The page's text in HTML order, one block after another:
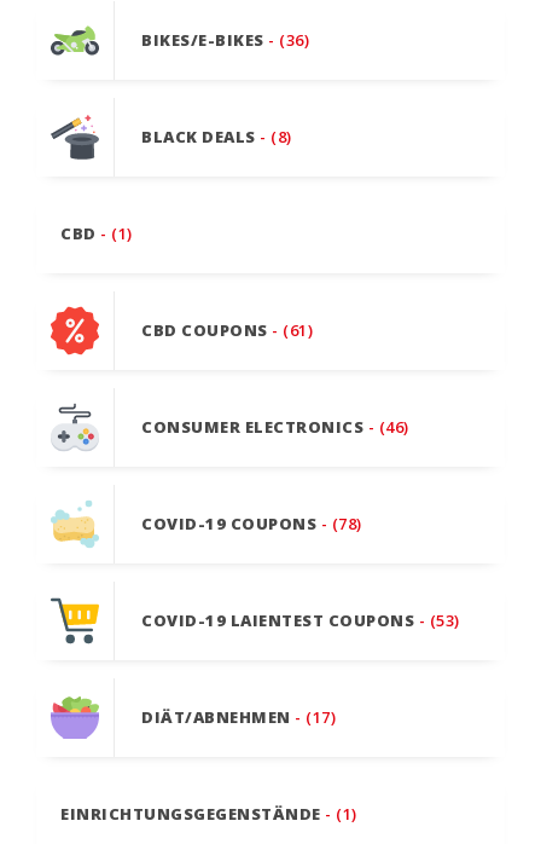
BIKES/E-BIKES - (36)
BLACK DEALS - (8)
CBD - (1)
CBD COUPONS - (61)
CONSUMER ELECTRONICS - (46)
COVID-19 COUPONS - (78)
COVID-19 LAIENTEST COUPONS - (53)
DIÄT/ABNEHMEN - (17)
EINRICHTUNGSGEGENSTÄNDE - (1)